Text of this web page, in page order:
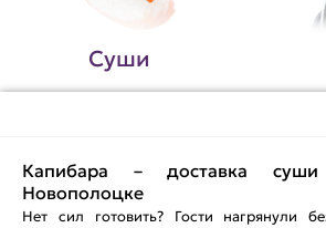
Суши
Капибара – доставка
Новополоцке
Нет сил готовить? Гости нагрянули